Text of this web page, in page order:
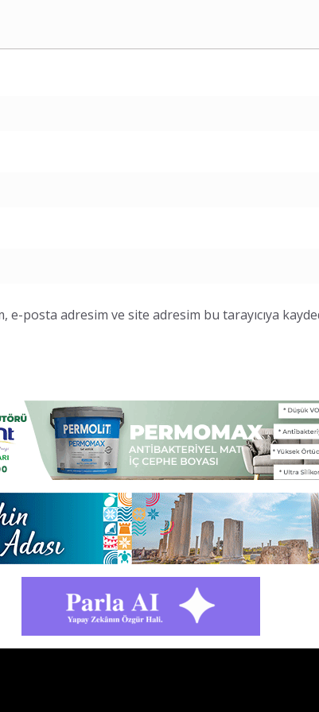
e-posta adresim ve site adresim bu tarayıcıya